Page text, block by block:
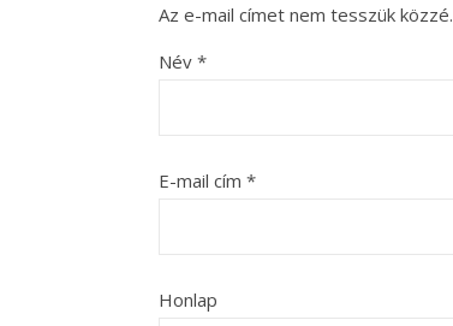
Az e-mail címet nem tesszük közzé.
Név *
E-mail cím *
Honlap